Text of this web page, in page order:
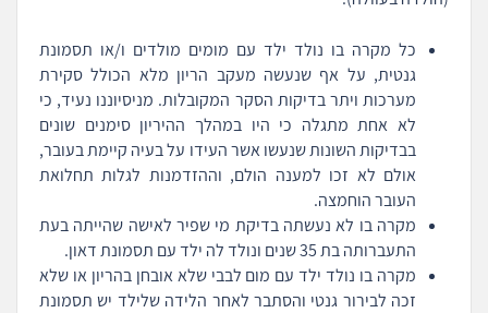
כל מקרה בו נולד ילד עם מומים מולדים ו/או תסמונת
גנטית, על אף שנעשה מעקב הריון מלא הכולל סקירת
מערכות ויתר בדיקות הסקר המקובלות. מניסיוננו נעיד, כי
לא אחת מתגלה כי היו במהלך ההיריון סימנים שונים
בבדיקות השונות שנעשו אשר העידו על בעיה קיימת בעובר,
אולם לא זכו למענה הולם, וההזדמנות לגלות תחלואת
העובר הוחמצה.
מקרה בו לא נעשתה בדיקת מי שפיר לאישה שהייתה בעת
התעברותה בת 35 שנים ונולד לה ילד עם תסמונת דאון.
מקרה בו נולד ילד עם מום לבבי שלא אובחן בהריון או שלא
זכה לבירור גנטי והסתבר לאחר הלידה שלילד יש תסמונת